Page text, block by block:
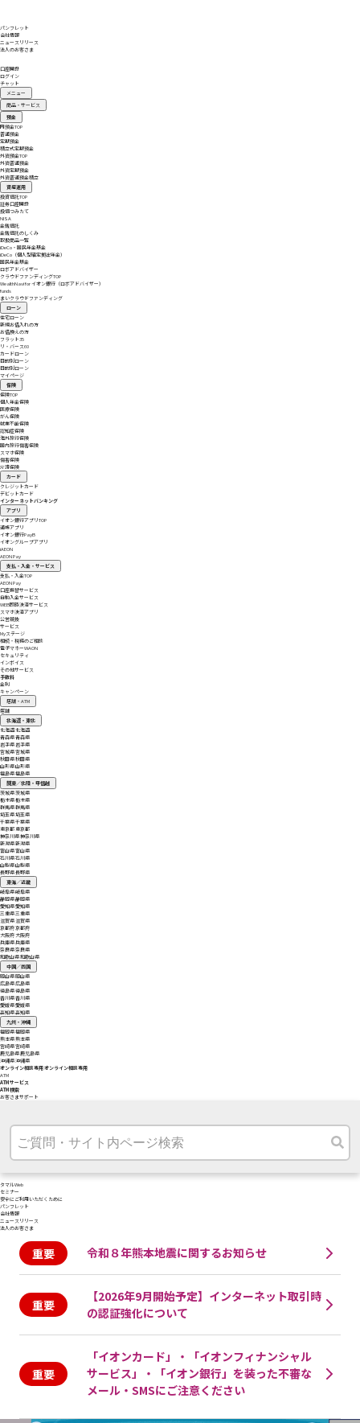
パンフレット
会社情報
ニュースリリース
法人のお客さま
口座開設
ログイン
チャット
メニュー
商品・サービス
預金
円預金TOP
普通預金
定期預金
積立式定期預金
外貨預金TOP
外貨普通預金
外貨定期預金
外貨普通預金積立
資産運用
投資信託TOP
証券口座開設
投信つみたて
NISA
金銭信託
金銭信託のしくみ
取扱商品一覧
iDeCo・国民年金基金
iDeCo（個人型確定拠出年金）
国民年金基金
ロボアドバイザー
クラウドファンディングTOP
WealthNavi for イオン銀行（ロボアドバイザー）
funds
まいクラウドファンディング
ローン
住宅ローン
新規お借入れの方
お借換えの方
フラット35
リ・バース60
カードローン
目的別ローン
目的別ローン
マイページ
保険
保険TOP
個人年金保険
医療保険
がん保険
就業不能保険
認知症保険
海外旅行保険
国内旅行傷害保険
スマホ保険
傷害保険
介護保険
カード
クレジットカード
デビットカード
インターネットバンキング
アプリ
イオン銀行アプリTOP
通帳アプリ
イオン銀行PayB
イオングループアプリ
iAEON
AEON Pay
支払・入金・サービス
支払・入金TOP
AEON Pay
口座振替サービス
自動入金サービス
WEB即時決済サービス
スマホ決済アプリ
公営競技
サービス
Myステージ
相続・税務のご相談
電子マネーWAON
セキュリティ
インボイス
その他サービス
手数料
金利
キャンペーン
店舗・ATM
店舗
北海道・東北
北海道北海道
青森県青森県
岩手県岩手県
宮城県宮城県
秋田県秋田県
山形県山形県
福島県福島県
関東／北陸・甲信越
茨城県茨城県
栃木県栃木県
群馬県群馬県
埼玉県埼玉県
千葉県千葉県
東京都東京都
神奈川県神奈川県
新潟県新潟県
富山県富山県
石川県石川県
山梨県山梨県
長野県長野県
東海／近畿
岐阜県岐阜県
静岡県静岡県
愛知県愛知県
三重県三重県
滋賀県滋賀県
京都府京都府
大阪府大阪府
兵庫県兵庫県
奈良県奈良県
和歌山県和歌山県
中国／四国
岡山県岡山県
広島県広島県
徳島県徳島県
香川県香川県
愛媛県愛媛県
高知県高知県
九州・沖縄
福岡県福岡県
熊本県熊本県
宮崎県宮崎県
鹿児島県鹿児島県
沖縄県沖縄県
オンライン相談専用オンライン相談専用
ATM
ATMサービス
ATM検索
お客さまサポート
タマルWeb
セミナー
安全にご利用いただくために
パンフレット
会社情報
ニュースリリース
法人のお客さま
令和８年熊本地震に関するお知らせ
【2026年9月開始予定】インターネット取引時
の認証強化について
「イオンカード」・「イオンフィナンシャル
サービス」・「イオン銀行」を装った不審な
メール・SMSにご注意ください